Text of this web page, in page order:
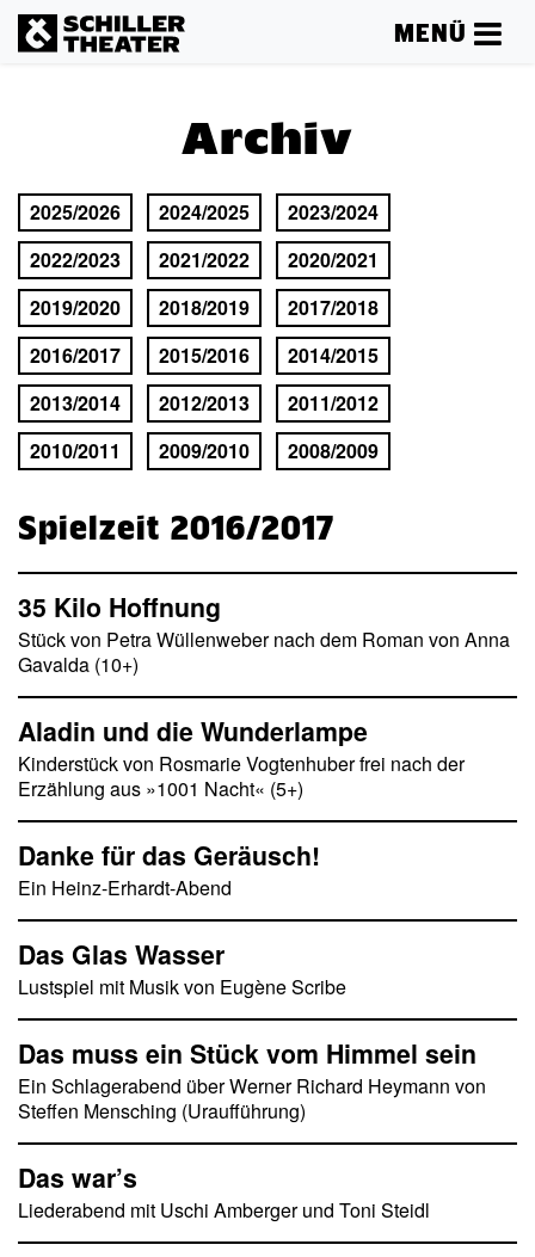
MENÜ
Archiv
2025/2026 2024/2025
2023/2024
2022/2023
2021/2022
2020/2021
2019/2020
2018/2019
2017/2018
2016/2017
2015/2016
2014/2015
2013/2014
2012/2013
2011/2012
2010/2011
2009/2010 2008/2009
Spielzeit 2016/2017
35 Kilo Hoffnung
Stück von Petra Wüllenweber nach dem Roman von Anna
Gavalda (10+)
Aladin und die Wunderlampe
Kinderstück von Rosmarie Vogtenhuber frei nach der
Erzählung aus »1001 Nacht« (5+)
Danke für das Geräusch!
Ein Heinz-Erhardt-Abend
Das Glas Wasser
Lustspiel mit Musik von Eugène Scribe
Das muss ein Stück vom Himmel sein
Ein Schlagerabend über Werner Richard Heymann von
Steffen Mensching (Uraufführung)
Das war’s
Liederabend mit Uschi Amberger und Toni Steidl